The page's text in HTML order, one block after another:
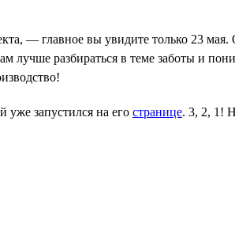
— главное вы увидите только 23 мая.
лучше разбираться в теме заботы и
уже запустился на его странице. 3, 2, 1!